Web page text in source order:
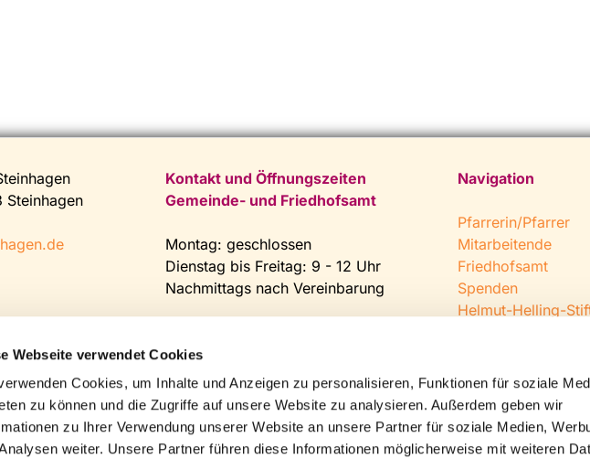
Webseite verwendet Cookies
Cookies, um Inhalte und Anzeigen zu personalisieren, Funktionen für soziale
zu können und die Zugriffe auf unsere Website zu analysieren. Außerdem geben wir
zu Ihrer Verwendung unserer Website an unsere Partner für soziale Medien,
weiter. Unsere Partner führen diese Informationen möglicherweise mit weiteren
Kontakt und Öffnungszeiten
Gemeinde- und Friedhofsamt
Montag: geschlossen
Dienstag bis Freitag: 9 - 12 Uhr
Nachmittags nach Vereinbarung
Fax: 0 52 04 / 25 65
Mail: gemeindeamt@kirche-
steinhagen.de
Navigation
Pfarrerin/Pfarrer
Mitarbeitende
Friedhofsamt
Spenden
Helmut-Helling-